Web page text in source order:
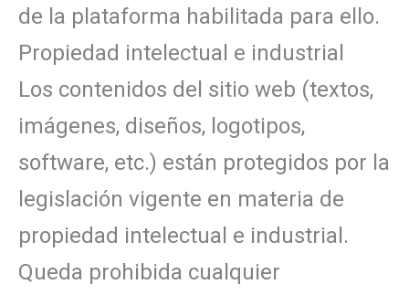
de la plataforma habilitada para ello.
Propiedad intelectual e industrial
Los contenidos del sitio web (textos,
imágenes, diseños, logotipos,
software, etc.) están protegidos por la
legislación vigente en materia de
propiedad intelectual e industrial.
Queda prohibida cualquier